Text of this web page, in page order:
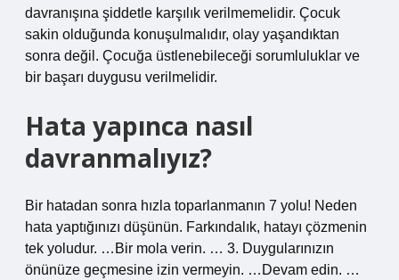
davranışına şiddetle karşılık verilmemelidir. Çocuk
sakin olduğunda konuşulmalıdır, olay yaşandıktan
sonra değil. Çocuğa üstlenebileceği sorumluluklar ve
bir başarı duygusu verilmelidir.
Hata yapınca nasıl
davranmalıyız?
Bir hatadan sonra hızla toparlanmanın 7 yolu! Neden
hata yaptığınızı düşünün. Farkındalık, hatayı çözmenin
tek yoludur. …Bir mola verin. … 3. Duygularınızın
önünüze geçmesine izin vermeyin. …Devam edin. …